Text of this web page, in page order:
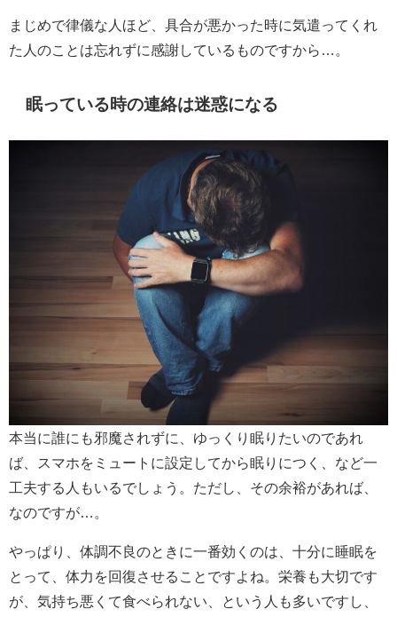
まじめで律儀な人ほど、具合が悪かった時に気遣ってくれ
た人のことは忘れずに感謝しているものですから…。
眠っている時の連絡は迷惑になる
本当に誰にも邪魔されずに、ゆっくり眠りたいのであれ
ば、スマホをミュートに設定してから眠りにつく、など一
工夫する人もいるでしょう。ただし、その余裕があれば、
なのですが…。
やっぱり、体調不良のときに一番効くのは、十分に睡眠を
とって、体力を回復させることですよね。栄養も大切です
が、気持ち悪くて食べられない、という人も多いですし、